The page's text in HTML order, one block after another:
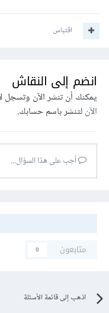
اقتباس
انضم إلى النقاش
يمكنك أن تنشر الآن وتسجل
الآنلتنشر باسم حسابك.
أجب على هذا السؤال...
متابعون
0
اذهب إلى قائمة الأسئلة